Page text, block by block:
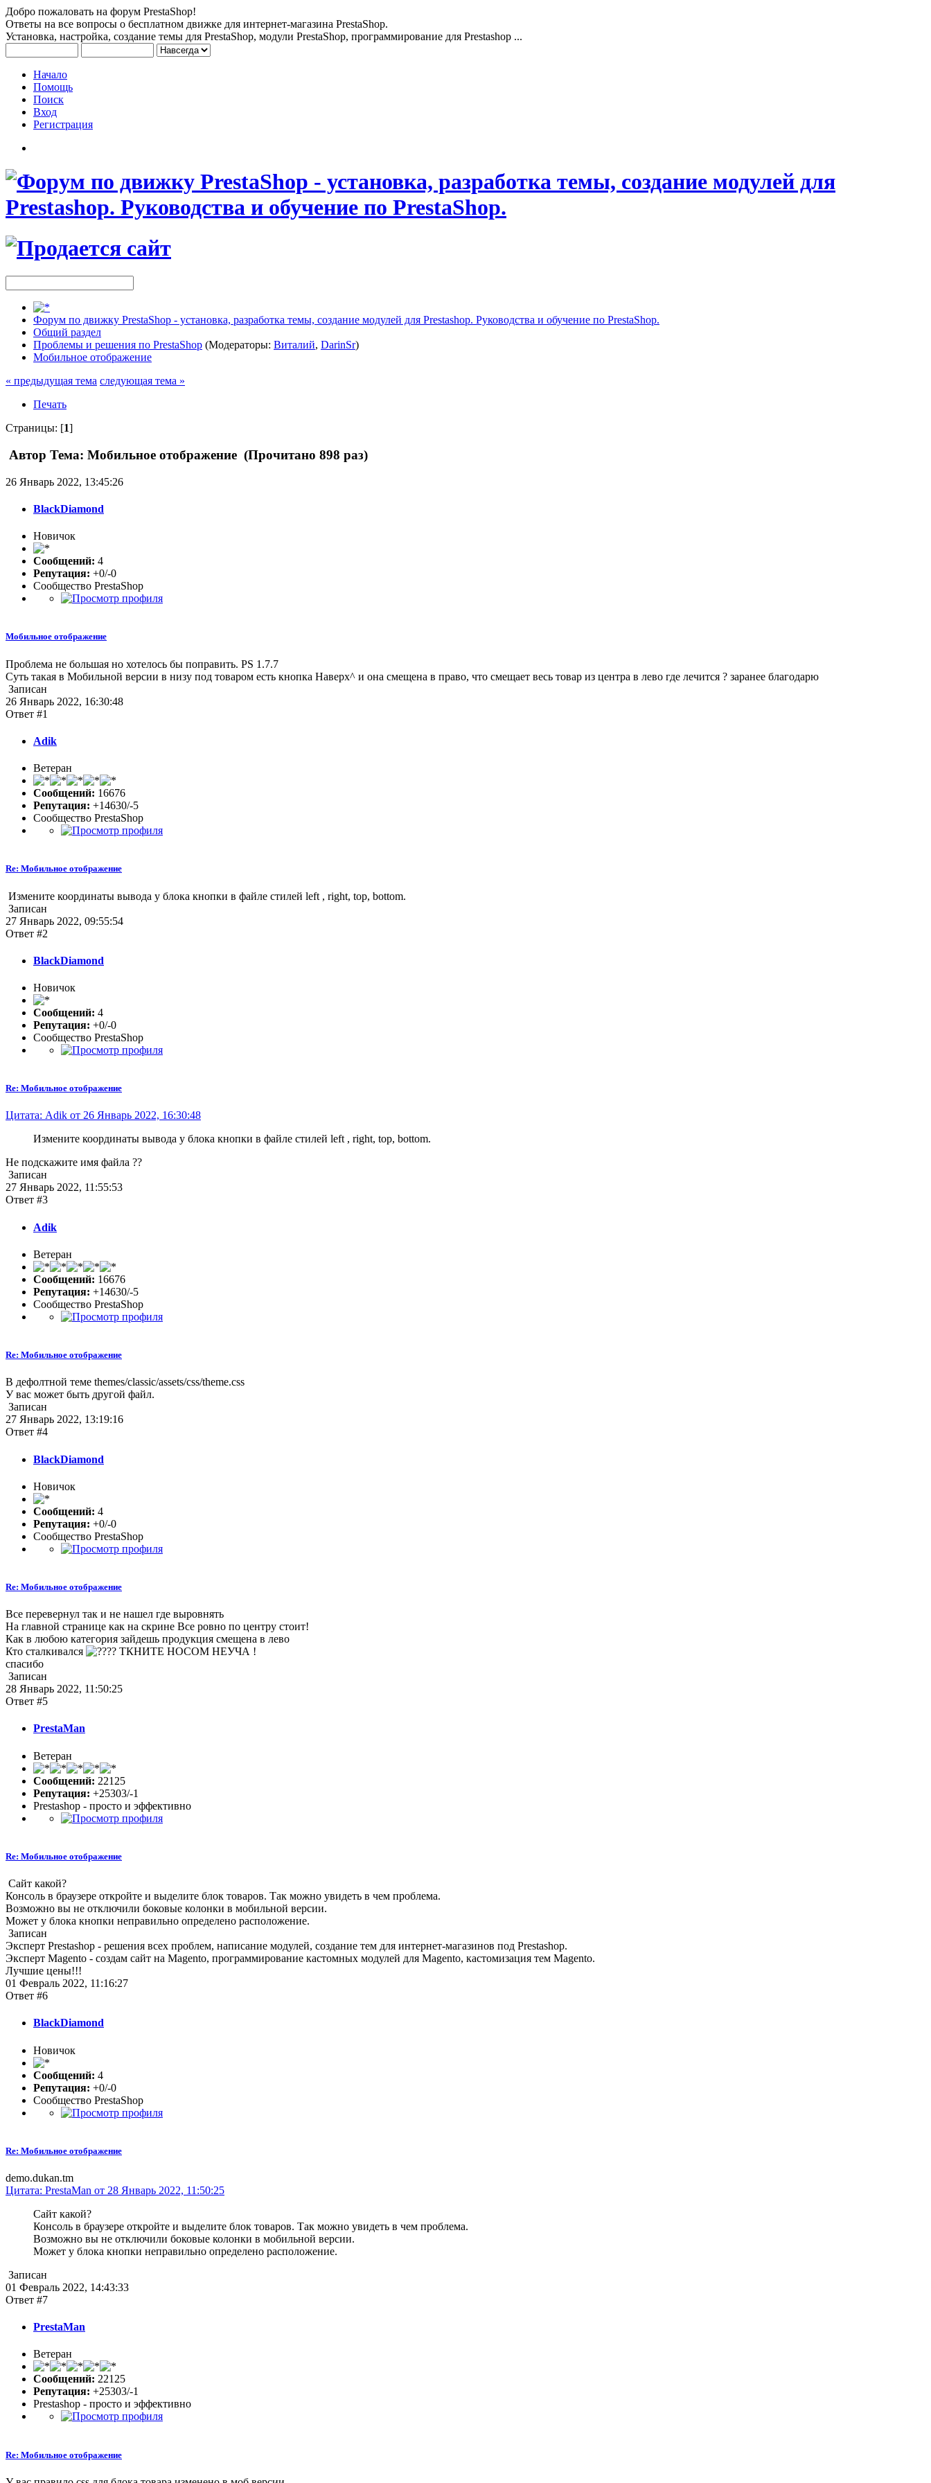
Добро пожаловать на форум PrestaShop!
Ответы на все вопросы о бесплатном движке для интернет-магазина PrestaShop.
Установка, настройка, создание темы для PrestaShop, модули PrestaShop, программирование для Prestashop ...
Начало
Помощь
Поиск
Вход
Регистрация
Форум по движку PrestaShop - установка, разработка темы, создание модулей для Prestashop. Руководства и обучение по PrestaShop.
Общий раздел
Проблемы и решения по PrestaShop (Модераторы: Виталий, DarinSr)
Мобильное отображение
« предыдущая тема следующая тема »
Печать
Страницы: [1]
Автор Тема: Мобильное отображение (Прочитано 898 раз)
26 Январь 2022, 13:45:26
BlackDiamond
Новичок
Сообщений: 4
Репутация: +0/-0
Сообщество PrestaShop
Мобильное отображение
Проблема не большая но хотелось бы поправить. PS 1.7.7
Суть такая в Мобильной версии в низу под товаром есть кнопка Наверх^ и она смещена в право, что смещает весь товар из центра в лево где лечится ? заранее благодарю
Записан
26 Январь 2022, 16:30:48
Ответ #1
Adik
Ветеран
Сообщений: 16676
Репутация: +14630/-5
Сообщество PrestaShop
Re: Мобильное отображение
Измените координаты вывода у блока кнопки в файле стилей left , right, top, bottom.
Записан
27 Январь 2022, 09:55:54
Ответ #2
BlackDiamond
Новичок
Сообщений: 4
Репутация: +0/-0
Сообщество PrestaShop
Re: Мобильное отображение
Цитата: Adik от 26 Январь 2022, 16:30:48
Измените координаты вывода у блока кнопки в файле стилей left , right, top, bottom.
Не подскажите имя файла ??
Записан
27 Январь 2022, 11:55:53
Ответ #3
Adik
Ветеран
Сообщений: 16676
Репутация: +14630/-5
Сообщество PrestaShop
Re: Мобильное отображение
В дефолтной теме themes/classic/assets/css/theme.css
У вас может быть другой файл.
Записан
27 Январь 2022, 13:19:16
Ответ #4
BlackDiamond
Новичок
Сообщений: 4
Репутация: +0/-0
Сообщество PrestaShop
Re: Мобильное отображение
Все перевернул так и не нашел где выровнять
На главной странице как на скрине Все ровно по центру стоит!
Как в любою категория зайдешь продукция смещена в лево
Кто сталкивался
? ТКНИТЕ НОСОМ НЕУЧА !
спасибо
Записан
28 Январь 2022, 11:50:25
Ответ #5
PrestaMan
Ветеран
Сообщений: 22125
Репутация: +25303/-1
Prestashop - просто и эффективно
Re: Мобильное отображение
Сайт какой?
Консоль в браузере откройте и выделите блок товаров. Так можно увидеть в чем проблема.
Возможно вы не отключили боковые колонки в мобильной версии.
Может у блока кнопки неправильно определено расположение.
Записан
Эксперт Prestashop - решения всех проблем, написание модулей, создание тем для интернет-магазинов под Prestashop.
Эксперт Magento - создам сайт на Magento, программирование кастомных модулей для Magento, кастомизация тем Magento.
Лучшие цены!!!
01 Февраль 2022, 11:16:27
Ответ #6
BlackDiamond
Новичок
Сообщений: 4
Репутация: +0/-0
Сообщество PrestaShop
Re: Мобильное отображение
demo.dukan.tm
Цитата: PrestaMan от 28 Январь 2022, 11:50:25
Сайт какой?
Консоль в браузере откройте и выделите блок товаров. Так можно увидеть в чем проблема.
Возможно вы не отключили боковые колонки в мобильной версии.
Может у блока кнопки неправильно определено расположение.
Записан
01 Февраль 2022, 14:43:33
Ответ #7
PrestaMan
Ветеран
Сообщений: 22125
Репутация: +25303/-1
Prestashop - просто и эффективно
Re: Мобильное отображение